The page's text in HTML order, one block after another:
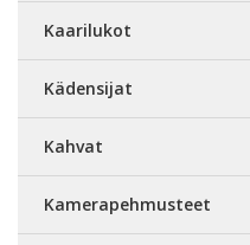
Kaarilukot
Kädensijat
Kahvat
Kamerapehmusteet